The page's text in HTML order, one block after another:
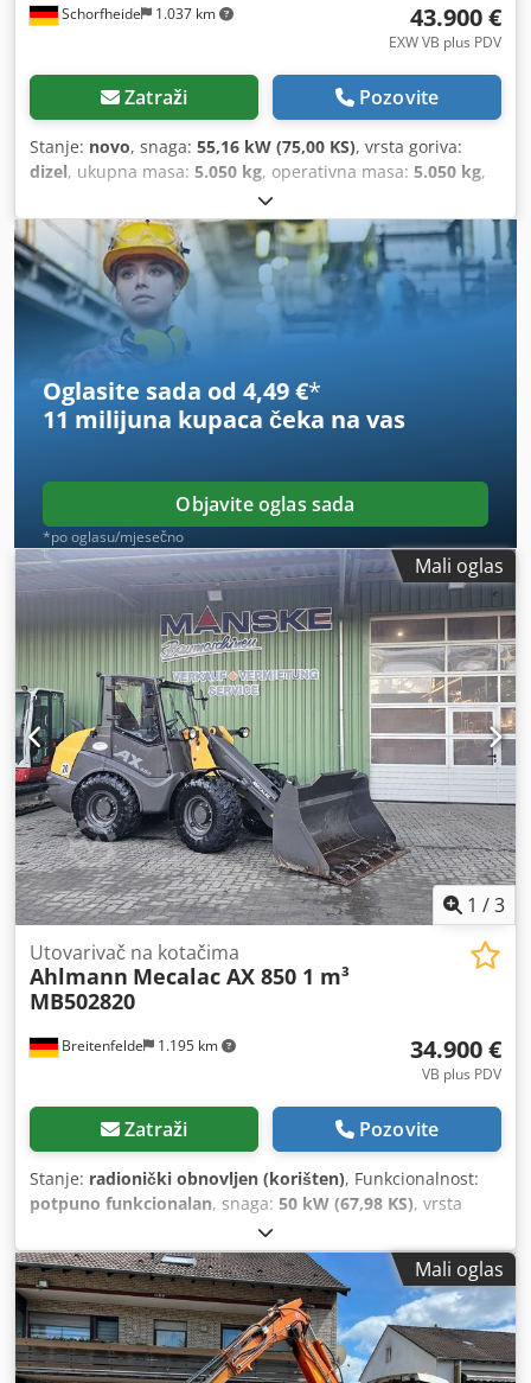
Schorfheide 1.037 km 43.900 €
EXW VB plus PDV
Zatraži Pozovite
Stanje: novo, snaga: 55,16 kW (75,00 KS), vrsta goriva:
dizel, ukupna masa: 5.050 kg, operativna masa: 5.050 kg,
, radni sati:
685239865, Oprema:4-u-1 lopata, UVV sigurnosna
provjera, kabina, pogon na sve točkove, standardna
lopata, viljuške za palete
Oglasite sada od 4,49 €*
11 milijuna kupaca čeka na vas
Objavite oglas sada
*po oglasu/mjesečno
Mali oglas
1 /3
Breitenfelde 1.195 km
Utovarivač na kotačima
Ahlmann Mecalac AX 850 1 m³
MB502820
34.900 €
VB plus PDV
Zatraži Pozovite
Stanje: radionički obnovljen (korišten), Funkcionalnost:
potpuno funkcionalan, snaga: 50 kW (67,98 KS), vrsta
, operativna masa:
405/70 R 18, kapacitet kašike:1 m³, Godina izgradnje:
2023, radni sati:570 h, Oprema:UVV sigurnosna provjera,
dodatna svjetla, hidraulika, kabina, standardna lopata,
stražnji skupljač, viljuške za palete,
Mali oglas